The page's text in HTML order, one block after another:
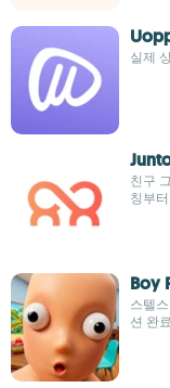
실제
친구
칭부
Boy
스텔
션 완료